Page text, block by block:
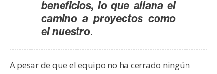
beneficios, lo que allana el
camino a proyectos como
el nuestro.
A pesar de que el equipo no ha cerrado ningún